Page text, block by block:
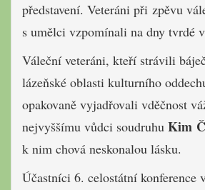
představení. Veteráni při zpěvu
s umělci vzpomínali na dny tvrdé
Váleční veteráni, kteří strávili
lázeňské oblasti kulturního
opakovaně vyjadřovali vděčnost
nejvyššímu vůdci soudruhu Kim
k nim chová neskonalou lásku.
Účastníci 6. celostátní konference